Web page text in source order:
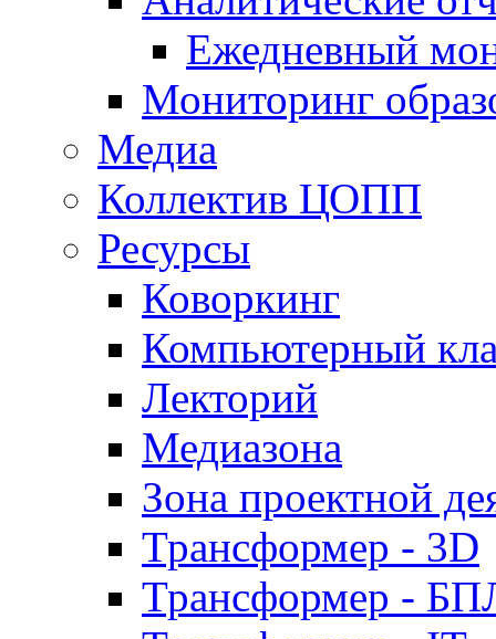
Ежедневный
Мониторинг
Медиа
Коллектив ЦОПП
Ресурсы
Коворкинг
Компьютерный
Лекторий
Медиазона
Зона проектной
Трансформер - 3D
Трансформер -